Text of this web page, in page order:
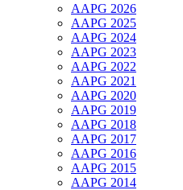
AAPG 2026
AAPG 2025
AAPG 2024
AAPG 2023
AAPG 2022
AAPG 2021
AAPG 2020
AAPG 2019
AAPG 2018
AAPG 2017
AAPG 2016
AAPG 2015
AAPG 2014